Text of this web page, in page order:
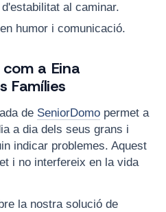
al caminar.
humor i comunicació.
a Eina
Famílies
de SeniorDomo permet a
a dia dels seus grans i
indicar problemes. Aquest
i no interfereix en la vida
la nostra solució de